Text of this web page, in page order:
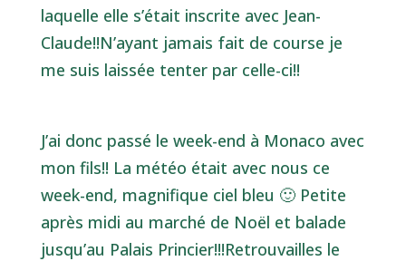
laquelle elle s’était inscrite avec Jean-
Claude!!N’ayant jamais fait de course je
me suis laissée tenter par celle-ci!!
J’ai donc passé le week-end à Monaco avec
mon fils!! La météo était avec nous ce
week-end, magnifique ciel bleu 🙂 Petite
après midi au marché de Noël et balade
jusqu’au Palais Princier!!!Retrouvailles le